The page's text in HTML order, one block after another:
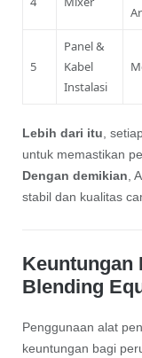
5
Panel &
Kabel
Instalasi
Lebih dari itu,
untuk memastikan
Dengan demikian,
stabil dan kualitas
Keuntungan
Blending
Penggunaan alat
keuntungan bagi